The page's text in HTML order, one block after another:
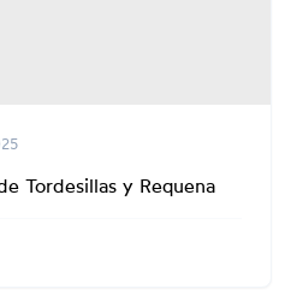
Tordesillas y Requena